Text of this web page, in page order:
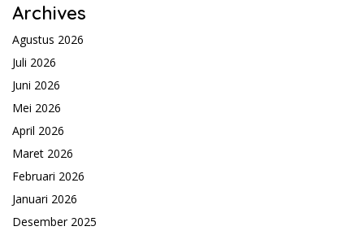
Archives
Agustus 2026
Juli 2026
Juni 2026
Mei 2026
April 2026
Maret 2026
Februari 2026
Januari 2026
Desember 2025